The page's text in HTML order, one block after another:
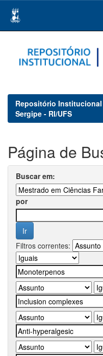
navigation
Repositório
Sergipe - RI/UFS
Página de
Buscar em:
por
Filtros correntes: